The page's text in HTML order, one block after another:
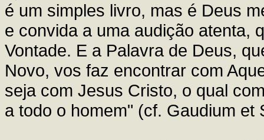
é um simples livro, mas é Deus
e convida a uma audição atenta,
Vontade. E a Palavra de Deus,
Novo, vos faz encontrar com
seja com Jesus Cristo, o qual
a todo o homem" (cf. Gaudium et